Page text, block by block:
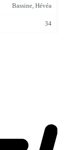
Bassine, Hévéa
34